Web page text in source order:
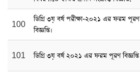
100
ডিগ্রি ৩য় বর্ষ পরীক্ষা-২০২১ এর ফরম পূরণ
বিজ্ঞপ্তি।
101 ডিগ্রি ৩য় বর্ষ ২০২১ এর ফরম পূরণ বিজ্ঞপ্তি